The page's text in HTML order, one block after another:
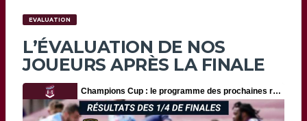
EVALUATION
L’ÉVALUATION DE NOS
JOUEURS APRÈS LA FINALE